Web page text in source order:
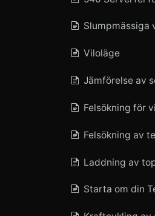
Slumpmässiga
Viloläge
Jämförelse av
Felsökning för
Felsökning av
Laddning av
Starta om din